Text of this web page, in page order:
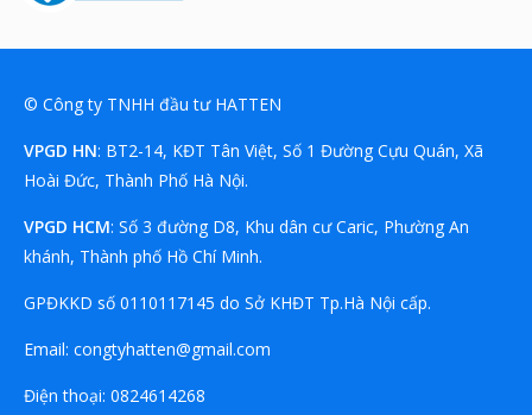
© Công ty TNHH đầu tư HATTEN
VPGD HN: BT2-14, KĐT Tân Việt, Số 1 Đường Cựu Quán, Xã
Hoài Đức, Thành Phố Hà Nội.
VPGD HCM: Số 3 đường D8, Khu dân cư Caric, Phường An
khánh, Thành phố Hồ Chí Minh.
GPĐKKD số 0110117145 do Sở KHĐT Tp.Hà Nội cấp.
Email: congtyhatten@gmail.com
Điện thoại: 0824614268